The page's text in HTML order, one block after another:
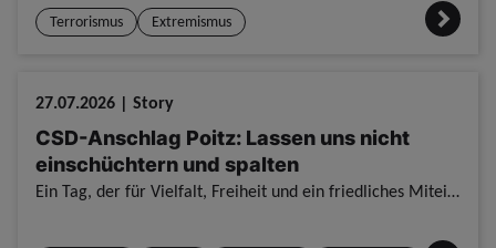
Terrorismus Extremismus
27.07.2026 | Story
CSD-Anschlag Poitz: Lassen uns nicht
einschüchtern und spalten
Ein Tag, der für Vielfalt, Freiheit und ein friedliches Miteinander stand, wurde von Gewalt überschattet. Umso wichtiger sei es nun, „dass wir als Gesellschaft zusammenstehen und uns nicht auseinander